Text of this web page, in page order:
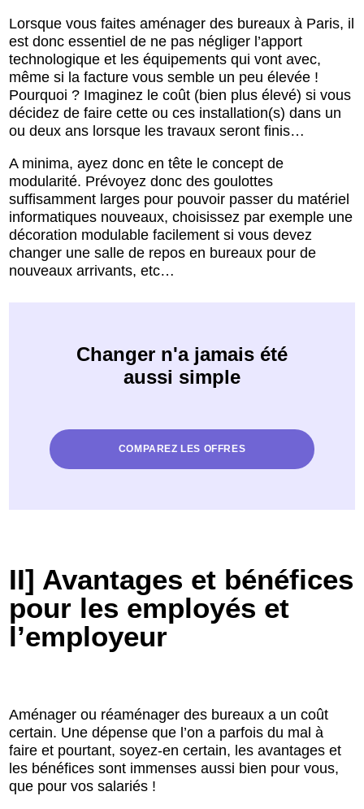
Lorsque vous faites aménager des bureaux à Paris, il
est donc essentiel de ne pas négliger l’apport
technologique et les équipements qui vont avec,
même si la facture vous semble un peu élevée !
Pourquoi ? Imaginez le coût (bien plus élevé) si vous
décidez de faire cette ou ces installation(s) dans un
ou deux ans lorsque les travaux seront finis…
A minima, ayez donc en tête le concept de
modularité. Prévoyez donc des goulottes
suffisamment larges pour pouvoir passer du matériel
informatiques nouveaux, choisissez par exemple une
décoration modulable facilement si vous devez
changer une salle de repos en bureaux pour de
nouveaux arrivants, etc…
Changer n'a jamais été
aussi simple
COMPAREZ LES OFFRES
II] Avantages et bénéfices
pour les employés et
l’employeur
Aménager ou réaménager des bureaux a un coût
certain. Une dépense que l’on a parfois du mal à
faire et pourtant, soyez-en certain, les avantages et
les bénéfices sont immenses aussi bien pour vous,
que pour vos salariés !